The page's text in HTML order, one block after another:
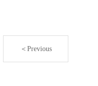
＜Previous